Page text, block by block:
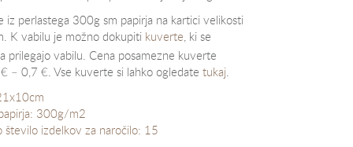
iz perlastega 300g sm papirja na kartici velikosti
K vabilu je možno dokupiti kuverte , ki se
prilegajo vabilu. Cena posamezne kuverte
– 0,7 €. Vse kuverte si lahko ogledatetukaj
300g/m2
število izdelkov za naročilo: 15